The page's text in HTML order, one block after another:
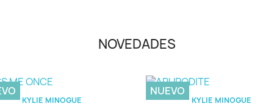
NOVEDADES
Vista rápida
KYLIE MINOGUE Vista rápida
KYLIE MINOGUE
NUEVO